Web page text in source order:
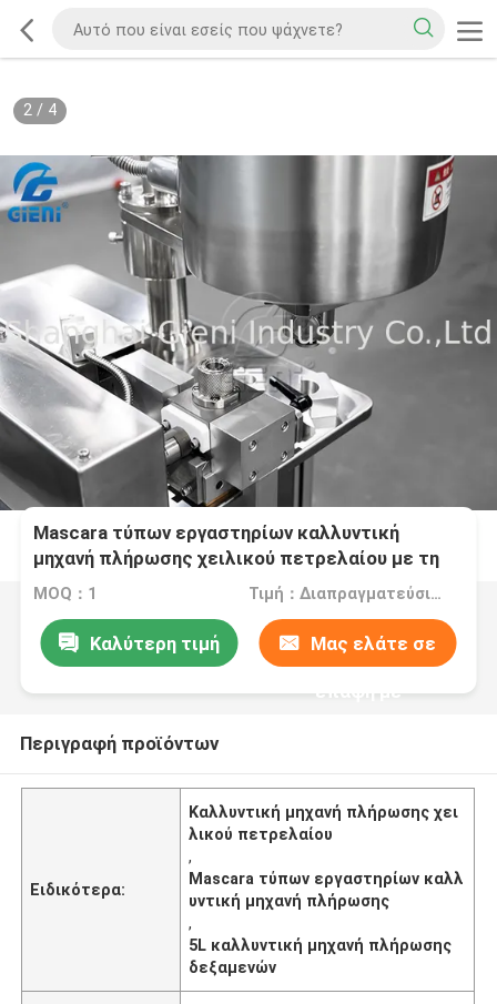
2/ 4
Mascara τύπων εργαστηρίων καλλυντική
μηχανή πλήρωσης χειλικού πετρελαίου με τη
δεξαμενή 5L
MOQ：1 Τιμή：Διαπραγματεύσιμα
Καλύτερη τιμή Μας ελάτε σε
επαφή με
Περιγραφή προϊόντων
Ειδικότερα:
Καλλυντική μηχανή πλήρωσης χει
λικού πετρελαίου
,
Mascara τύπων εργαστηρίων καλλ
υντική μηχανή πλήρωσης
,
5L καλλυντική μηχανή πλήρωσης
δεξαμενών